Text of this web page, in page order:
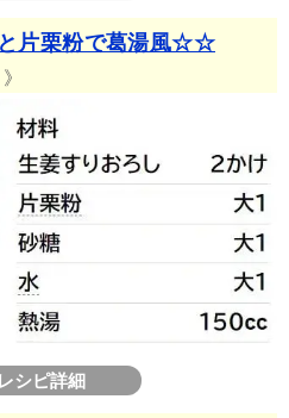
と片栗粉で葛湯風☆☆
シピ詳細